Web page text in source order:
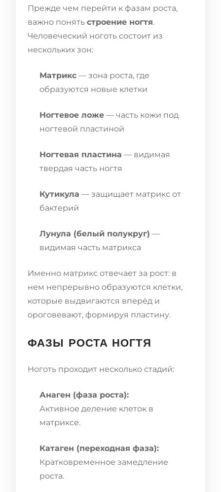
Прежде чем перейти к фазам роста,
важно понять строение ногтя.
Человеческий ноготь состоит из
нескольких зон:
Матрикс — зона роста, где
образуются новые клетки
Ногтевое ложе — часть кожи под
ногтевой пластиной
Ногтевая пластина — видимая
твердая часть ногтя
Кутикула — защищает матрикс от
бактерий
Лунула (белый полукруг) —
видимая часть матрикса
Именно матрикс отвечает за рост: в
нем непрерывно образуются клетки,
которые выдвигаются вперёд и
ороговевают, формируя пластину.
ФАЗЫ РОСТА НОГТЯ
Ноготь проходит несколько стадий:
Анаген (фаза роста):
Активное деление клеток в
матриксе.
Катаген (переходная фаза):
Кратковременное замедление
роста.